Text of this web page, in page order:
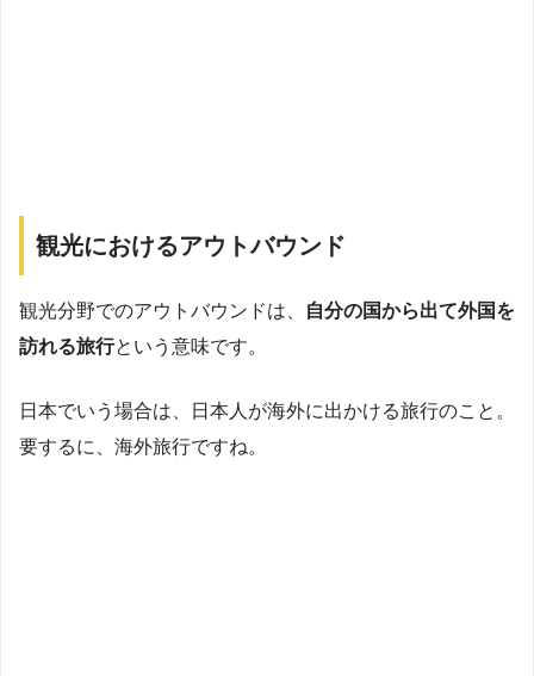
観光におけるアウトバウンド
観光分野でのアウトバウンドは、
自分の国から出て外国を
訪れる旅行という意味です。
日本でいう場合は、日本人が海外に出かける旅行のこと。
要するに、海外旅行ですね。